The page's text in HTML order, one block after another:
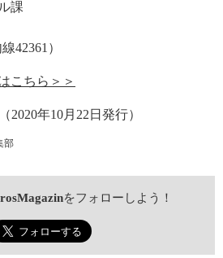
課
42361）
こちら＞＞
2020年10月22日発行）
部
をフォローしよう！